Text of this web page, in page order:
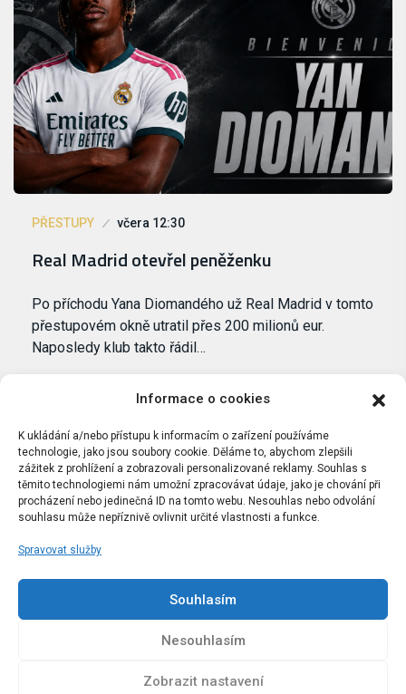
Informace o cookies
K ukládání a/nebo přístupu k informacím o zařízení používáme
technologie, jako jsou soubory cookie. Děláme to, abychom zlepšili
zážitek z prohlížení a zobrazovali personalizované reklamy. Souhlas s
těmito technologiemi nám umožní zpracovávat údaje, jako je chování při
procházení nebo jedinečná ID na tomto webu. Nesouhlas nebo odvolání
souhlasu může nepříznivě ovlivnit určité vlastnosti a funkce.
Spravovat služby
Souhlasím
Nesouhlasím
Zobrazit nastavení
PŘESTUPY včera 12:30
Real Madrid otevřel peněženku
Po příchodu Yana Diomandého už Real Madrid v tomto
přestupovém okně utratil přes 200 milionů eur.
Naposledy klub takto řádil…